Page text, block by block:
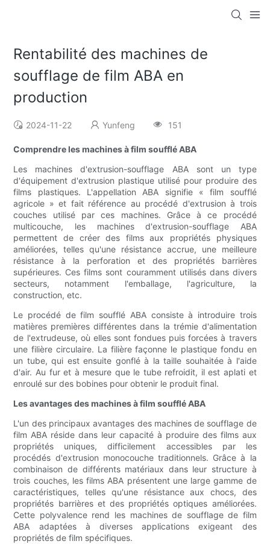
Rentabilité des machines de
soufflage de film ABA en
production
2024-11-22 Yunfeng 151
Comprendre les machines à film soufflé ABA
Les machines d'extrusion-soufflage ABA sont un type
d'équipement d'extrusion plastique utilisé pour produire des
films plastiques. L'appellation ABA signifie « film soufflé
agricole » et fait référence au procédé d'extrusion à trois
couches utilisé par ces machines. Grâce à ce procédé
multicouche, les machines d'extrusion-soufflage ABA
permettent de créer des films aux propriétés physiques
améliorées, telles qu'une résistance accrue, une meilleure
résistance à la perforation et des propriétés barrières
supérieures. Ces films sont couramment utilisés dans divers
secteurs, notamment l'emballage, l'agriculture, la
construction, etc.
Le procédé de film soufflé ABA consiste à introduire trois
matières premières différentes dans la trémie d'alimentation
de l'extrudeuse, où elles sont fondues puis forcées à travers
une filière circulaire. La filière façonne le plastique fondu en
un tube, qui est ensuite gonflé à la taille souhaitée à l'aide
d'air. Au fur et à mesure que le tube refroidit, il est aplati et
enroulé sur des bobines pour obtenir le produit final.
Les avantages des machines à film soufflé ABA
L'un des principaux avantages des machines de soufflage de
film ABA réside dans leur capacité à produire des films aux
propriétés uniques, difficilement accessibles par les
procédés d'extrusion monocouche traditionnels. Grâce à la
combinaison de différents matériaux dans leur structure à
trois couches, les films ABA présentent une large gamme de
caractéristiques, telles qu'une résistance aux chocs, des
propriétés barrières et des propriétés optiques améliorées.
Cette polyvalence rend les machines de soufflage de film
ABA adaptées à diverses applications exigeant des
propriétés de film spécifiques.